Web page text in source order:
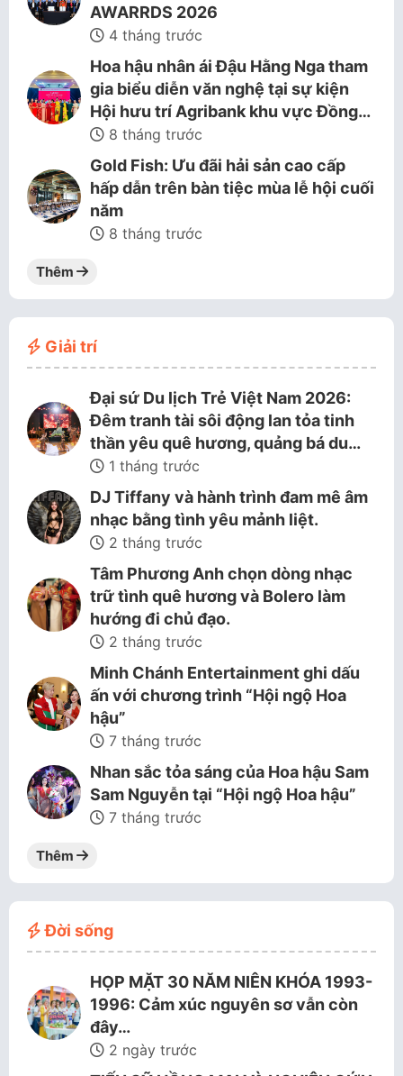
AWARRDS 2026
4 tháng trước
Hoa hậu nhân ái Đậu Hằng Nga tham
gia biểu diễn văn nghệ tại sự kiện
Hội hưu trí Agribank khu vực Đồng…
8 tháng trước
Gold Fish: Ưu đãi hải sản cao cấp
hấp dẫn trên bàn tiệc mùa lễ hội cuối
năm
8 tháng trước
Thêm
Giải trí
Đại sứ Du lịch Trẻ Việt Nam 2026:
Đêm tranh tài sôi động lan tỏa tinh
thần yêu quê hương, quảng bá du…
1 tháng trước
DJ Tiffany và hành trình đam mê âm
nhạc bằng tình yêu mảnh liệt.
2 tháng trước
Tâm Phương Anh chọn dòng nhạc
trữ tình quê hương và Bolero làm
hướng đi chủ đạo.
2 tháng trước
Minh Chánh Entertainment ghi dấu
ấn với chương trình “Hội ngộ Hoa
hậu”
7 tháng trước
Nhan sắc tỏa sáng của Hoa hậu Sam
Sam Nguyễn tại “Hội ngộ Hoa hậu”
7 tháng trước
Thêm
Đời sống
HỌP MẶT 30 NĂM NIÊN KHÓA 1993-
1996: Cảm xúc nguyên sơ vẫn còn
đây…
2 ngày trước